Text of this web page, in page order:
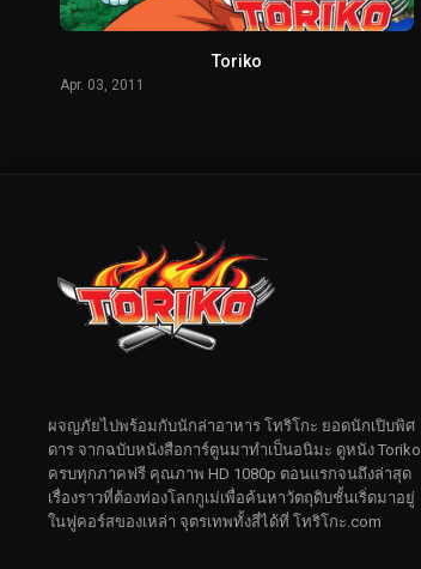
Toriko
Apr. 03, 2011
ผจญภัยไปพร้อมกับนักล่าอาหาร โทริโกะ ยอดนักเปิบพิศ
ดาร จากฉบับหนังสือการ์ตูนมาทำเป็นอนิมะ ดูหนัง Toriko
ครบทุกภาคฟรี คุณภาพ HD 1080p ตอนแรกจนถึงล่าสุด
เรื่องราวที่ต้องท่องโลกกูเม่เพื่อค้นหาวัตถุดิบชั้นเริ่ดมาอยู่
ในฟูคอร์สของเหล่า จุตรเทพทั้งสี่ได้ที่ โทริโกะ.com